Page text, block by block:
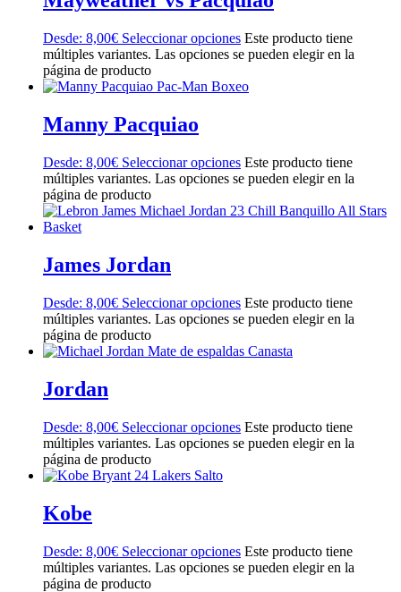
Desde: 8,00€ Seleccionar opciones Este producto tiene
múltiples variantes. Las opciones se pueden elegir en la
página de producto
Manny Pacquiao
Desde: 8,00€ Seleccionar opciones Este producto tiene
múltiples variantes. Las opciones se pueden elegir en la
página de producto
James Jordan
Desde: 8,00€ Seleccionar opciones Este producto tiene
múltiples variantes. Las opciones se pueden elegir en la
página de producto
Jordan
Desde: 8,00€ Seleccionar opciones Este producto tiene
múltiples variantes. Las opciones se pueden elegir en la
página de producto
Kobe
Desde: 8,00€ Seleccionar opciones Este producto tiene
múltiples variantes. Las opciones se pueden elegir en la
página de producto